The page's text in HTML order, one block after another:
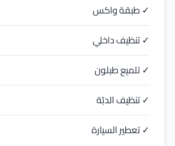
✓ طبقة واكس
✓ تنظيف داخلي
✓ تلميع طبلون
✓ تنظيف الدبّة
✓ تعطير السيارة